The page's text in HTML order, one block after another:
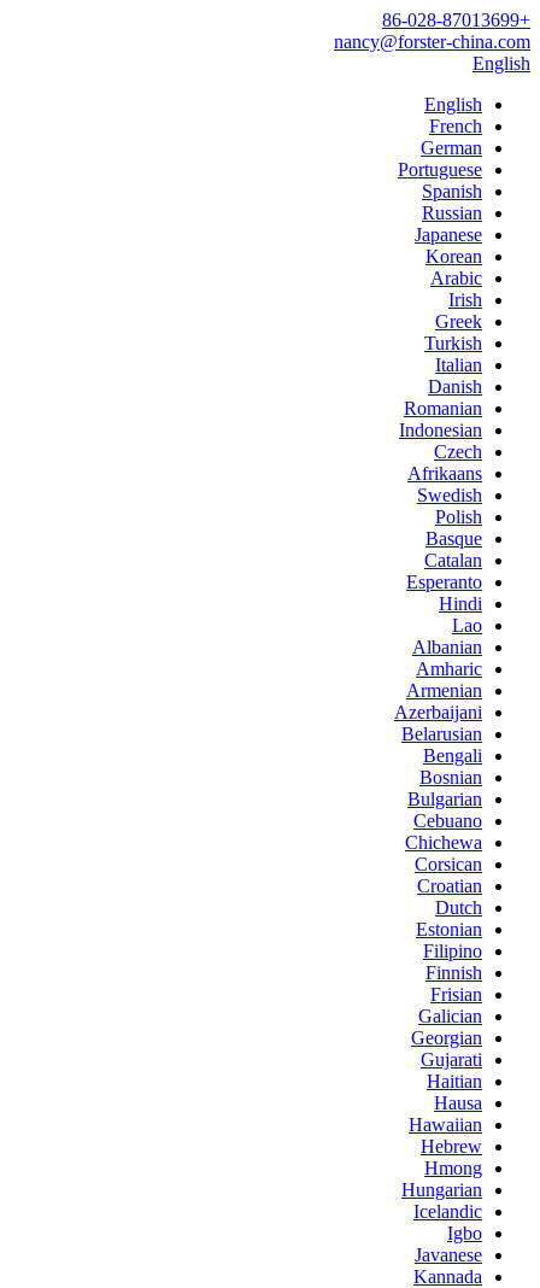
+86-028-87013699
nancy@forster-china.com
English
English
French
German
Portuguese
Spanish
Russian
Japanese
Korean
Arabic
Irish
Greek
Turkish
Italian
Danish
Romanian
Indonesian
Czech
Afrikaans
Swedish
Polish
Basque
Catalan
Esperanto
Hindi
Lao
Albanian
Amharic
Armenian
Azerbaijani
Belarusian
Bengali
Bosnian
Bulgarian
Cebuano
Chichewa
Corsican
Croatian
Dutch
Estonian
Filipino
Finnish
Frisian
Galician
Georgian
Gujarati
Haitian
Hausa
Hawaiian
Hebrew
Hmong
Hungarian
Icelandic
Igbo
Javanese
Kannada